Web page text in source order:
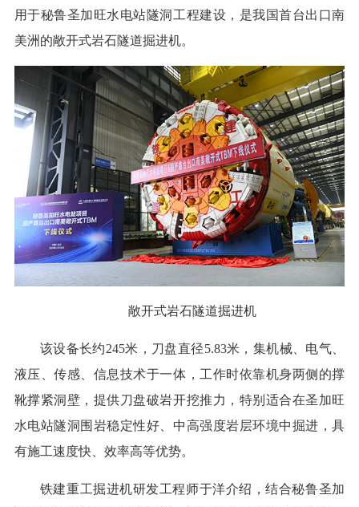
用于秘鲁圣加旺水电站隧洞工程建设，是我国首台出口南
美洲的敞开式岩石隧道掘进机。
敞开式岩石隧道掘进机
该设备长约245米，刀盘直径5.83米，集机械、电气、
液压、传感、信息技术于一体，工作时依靠机身两侧的撑
靴撑紧洞壁，提供刀盘破岩开挖推力，特别适合在圣加旺
水电站隧洞围岩稳定性好、中高强度岩层环境中掘进，具
有施工速度快、效率高等优势。
铁建重工掘进机研发工程师于洋介绍，结合秘鲁圣加